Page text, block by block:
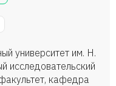
университет им. Н.
исследовательский
кафедра